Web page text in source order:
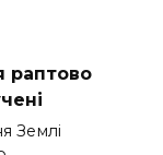
раптово
Землі